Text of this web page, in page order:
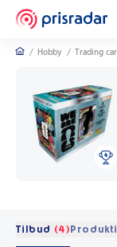
/ Hobby / Trading
Tilbud (4)